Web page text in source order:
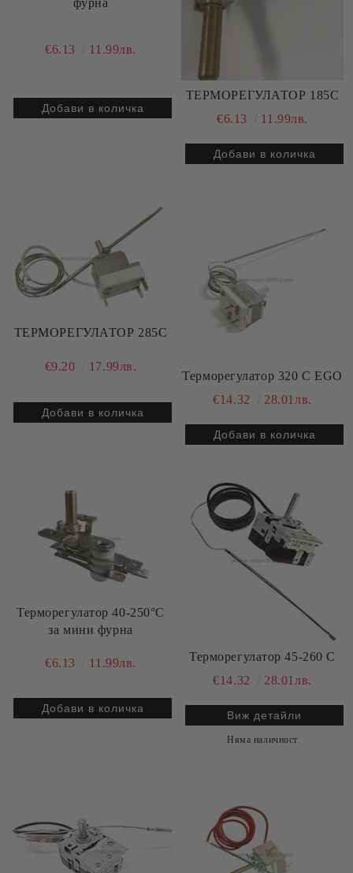
фурна
€6.13 11.99лв.
ТЕРМОРЕГУЛАТОР 185C
€6.13
11.99лв.
ТЕРМОРЕГУЛАТОР 285C
€9.20 17.99лв.
Терморегулатор 320 С EGO
€14.32
28.01лв.
Терморегулатор 40-250°C
за мини фурна
€6.13 11.99лв.
Терморегулатор 45-260 C
€14.32
28.01лв.
Виж детайли
Няма наличност